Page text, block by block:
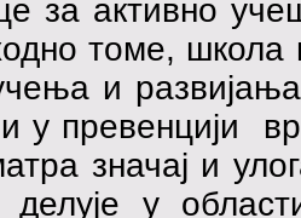
за активно
томе, школа
и
у превенцији
значај и
делује у